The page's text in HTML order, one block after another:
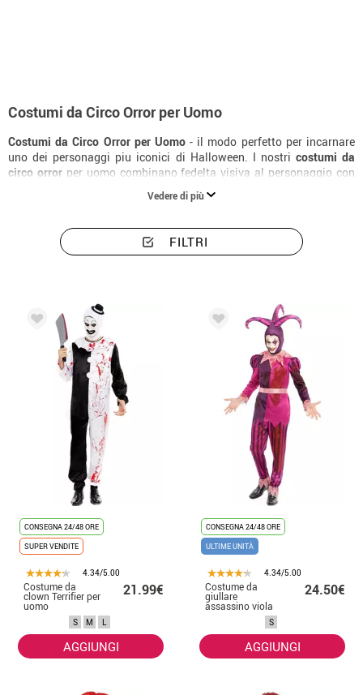
Costumi da Circo Orror per Uomo
Costumi da Circo Orror per Uomo- il modo perfetto per incarnare
uno dei personaggi piu iconici di Halloween. I nostri costumi da
circo orrorper uomo combinano fedelta visiva al personaggio con
comfort per un'intera notte di festa. Con diversi livelli di
elaborazione disponibili, trovi ilcostume da circo orror per uomo
Vedere di più
FILTRI
CONSEGNA 24/48 ORE
SUPER VENDITE
4.34/5.00
Costume da
clown Terrifier per
uomo
21.99€
S M L
AGGIUNGI
CONSEGNA 24/48 ORE
ULTIME UNITÀ
4.34/5.00
Costume da
giullare
assassino viola
con cappello per
24.50€
S
AGGIUNGI